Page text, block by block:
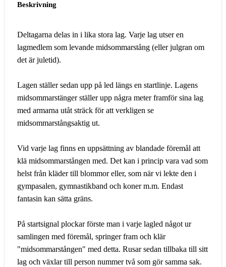
Beskrivning
Deltagarna delas in i lika stora lag. Varje lag utser en
lagmedlem som levande midsommarstång (eller julgran om
det är juletid).
Lagen ställer sedan upp på led längs en startlinje. Lagens
midsommarstänger ställer upp några meter framför sina lag
med armarna utåt sträck för att verkligen se
midsommarstångsaktig ut.
Vid varje lag finns en uppsättning av blandade föremål att
klä midsommarstången med. Det kan i princip vara vad som
helst från kläder till blommor eller, som när vi lekte den i
gympasalen, gymnastikband och koner m.m. Endast
fantasin kan sätta gräns.
På startsignal plockar förste man i varje lagled något ur
samlingen med föremål, springer fram och klär
"midsommarstången" med detta. Rusar sedan tillbaka till sitt
lag och växlar till person nummer två som gör samma sak.